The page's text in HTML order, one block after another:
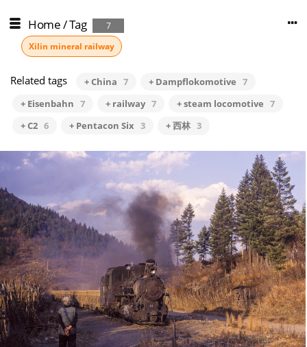
Home/Tag
7
Xilin mineral railway
Related tags + China 7 + Dampflokomotive 7
+ Eisenbahn 7 + railway 7 + steam locomotive 7
+ C2 6 + Pentacon Six 3 + 西林 3